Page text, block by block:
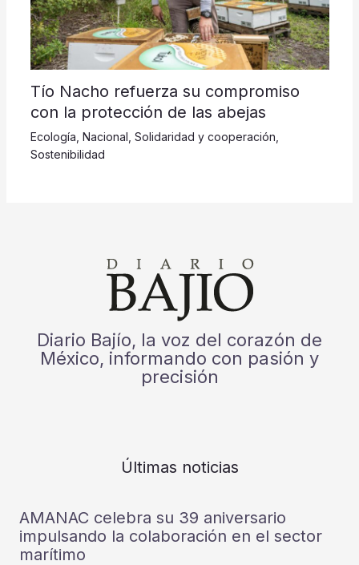
Tío Nacho refuerza su compromiso
con la protección de las abejas
Ecología, Nacional, Solidaridad y cooperación,
Sostenibilidad
Diario Bajío, la voz del corazón de
México, informando con pasión y
precisión
Últimas noticias
AMANAC celebra su 39 aniversario
impulsando la colaboración en el sector
marítimo